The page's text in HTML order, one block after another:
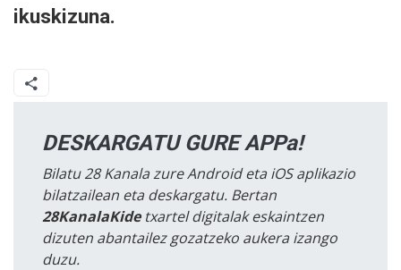
ikuskizuna.
DESKARGATU GURE APPa!
Bilatu 28 Kanala zure Android eta iOS aplikazio
bilatzailean eta deskargatu. Bertan
28KanalaKidetxartel digitalak eskaintzen
dizuten abantailez gozatzeko aukera izango
duzu.